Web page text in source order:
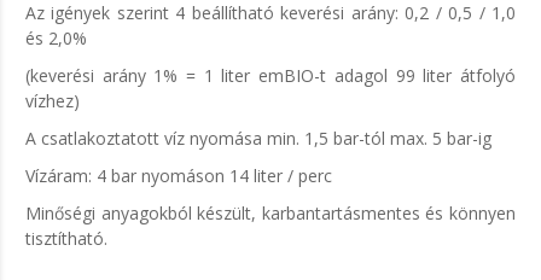
Az igények szerint 4 beállítható keverési arány: 0,2 / 0,5 / 1,0
és 2,0%
(keverési arány 1% = 1 liter emBIO-t adagol 99 liter átfolyó
vízhez)
A csatlakoztatott víz nyomása min. 1,5 bar-tól max. 5 bar-ig
Vízáram: 4 bar nyomáson 14 liter / perc
Minőségi anyagokból készült, karbantartásmentes és könnyen
tisztítható.